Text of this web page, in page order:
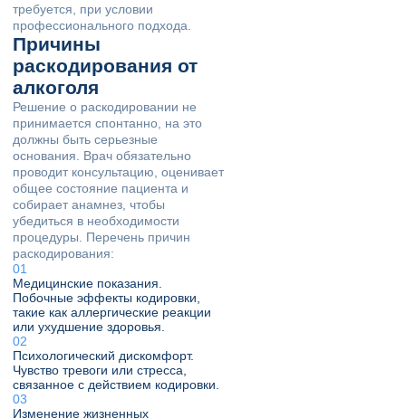
требуется, при условии
профессионального подхода.
Причины
раскодирования от
алкоголя
Решение о раскодировании не
принимается спонтанно, на это
должны быть серьезные
основания. Врач обязательно
проводит консультацию, оценивает
общее состояние пациента и
собирает анамнез, чтобы
убедиться в необходимости
процедуры. Перечень причин
раскодирования:
Медицинские показания.
Побочные эффекты кодировки,
такие как аллергические реакции
или ухудшение здоровья.
Психологический дискомфорт.
Чувство тревоги или стресса,
связанное с действием кодировки.
Изменение жизненных